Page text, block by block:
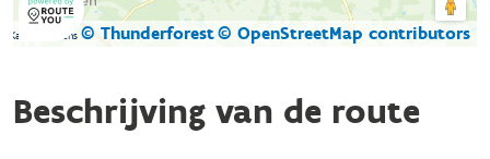
Kaartgegevens © Thunderforest© OpenStreetMap contributors
Beschrijving van de route